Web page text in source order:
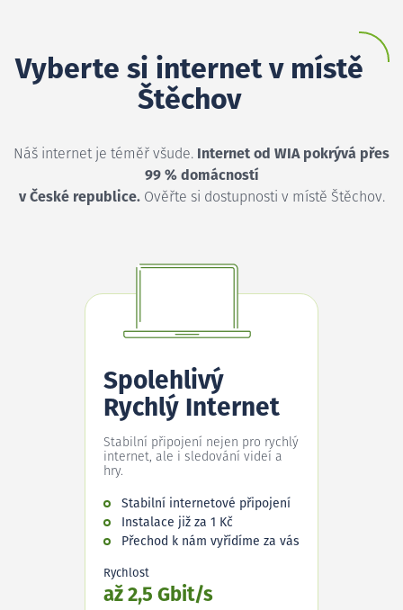
Vyberte si internet v místě
Štěchov
Náš internet je téměř všude. Internet od WIA pokrývá přes
99 % domácností
v České republice.Ověřte si dostupnosti v místě Štěchov.
Spolehlivý
Rychlý Internet
Stabilní připojení nejen pro rychlý
internet, ale i sledování videí a
hry.
Stabilní internetové připojení
Instalace již za 1 Kč
Přechod k nám vyřídíme za vás
Rychlost
až 2,5 Gbit/s